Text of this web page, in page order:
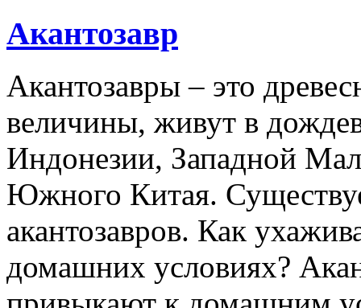
Акантозавр
Акантозавры – это
величины, живут в
Индонезии, Западной
Южного Китая.
акантозавров. Как
домашних условиях?